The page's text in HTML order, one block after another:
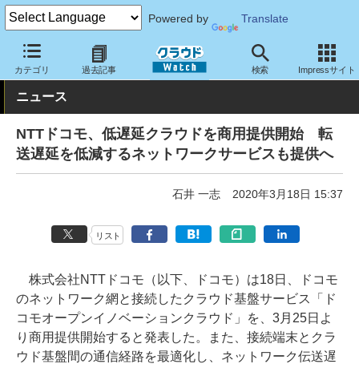
Powered by Translate
カテゴリ 過去記事 検索 Impressサイト
クラウド Watch ハード・インフラ パブリッククラウド NTT
ニュース
NTTドコモ、低遅延クラウドを商用提供開始 転
送遅延を低減するネットワークサービスも提供へ
石井 一志 2020年3月18日 15:37
リスト
株式会社NTTドコモ（以下、ドコモ）は18日、ドコモ
のネットワーク網と接続したクラウド基盤サービス「ド
コモオープンイノベーションクラウド」を、3月25日よ
り商用提供開始すると発表した。また、接続端末とクラ
ウド基盤間の通信経路を最適化し、ネットワーク伝送遅